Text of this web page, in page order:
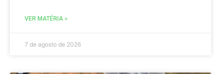
VER MATÉRIA »
7 de agosto de 2026